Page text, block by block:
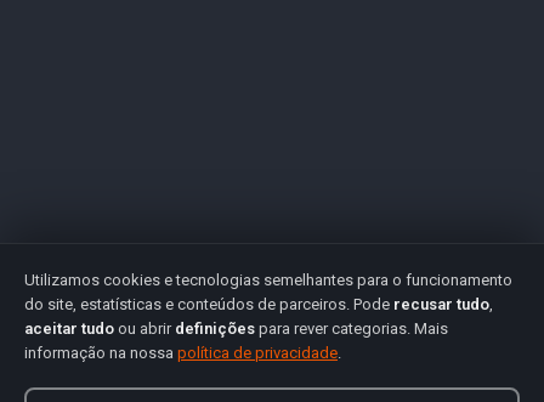
Utilizamos cookies e tecnologias semelhantes para o funcionamento
do site, estatísticas e conteúdos de parceiros. Pode recusar tudo,
aceitar tudo ou abrir definições para rever categorias. Mais
informação na nossa política de privacidade.